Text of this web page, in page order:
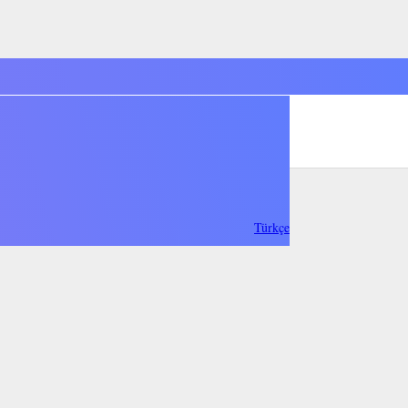
Türkçe